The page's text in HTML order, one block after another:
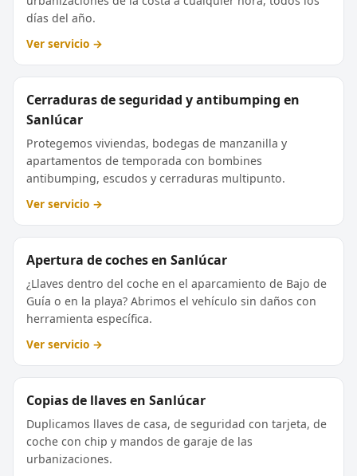
días del año.
Ver servicio →
Cerraduras de seguridad y antibumping en
Sanlúcar
Protegemos viviendas, bodegas de manzanilla y
apartamentos de temporada con bombines
antibumping, escudos y cerraduras multipunto.
Ver servicio →
Apertura de coches en Sanlúcar
¿Llaves dentro del coche en el aparcamiento de Bajo de
Guía o en la playa? Abrimos el vehículo sin daños con
herramienta específica.
Ver servicio →
Copias de llaves en Sanlúcar
Duplicamos llaves de casa, de seguridad con tarjeta, de
coche con chip y mandos de garaje de las
urbanizaciones.